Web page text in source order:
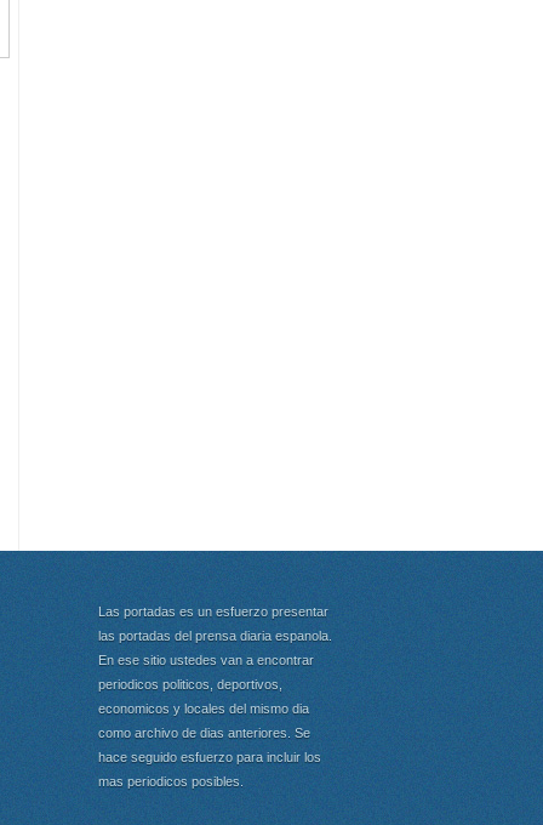
Las portadas es un esfuerzo presentar
las portadas del prensa diaria espanola.
En ese sitio ustedes van a encontrar
periodicos politicos, deportivos,
economicos y locales del mismo dia
como archivo de dias anteriores. Se
hace seguido esfuerzo para incluir los
mas periodicos posibles.